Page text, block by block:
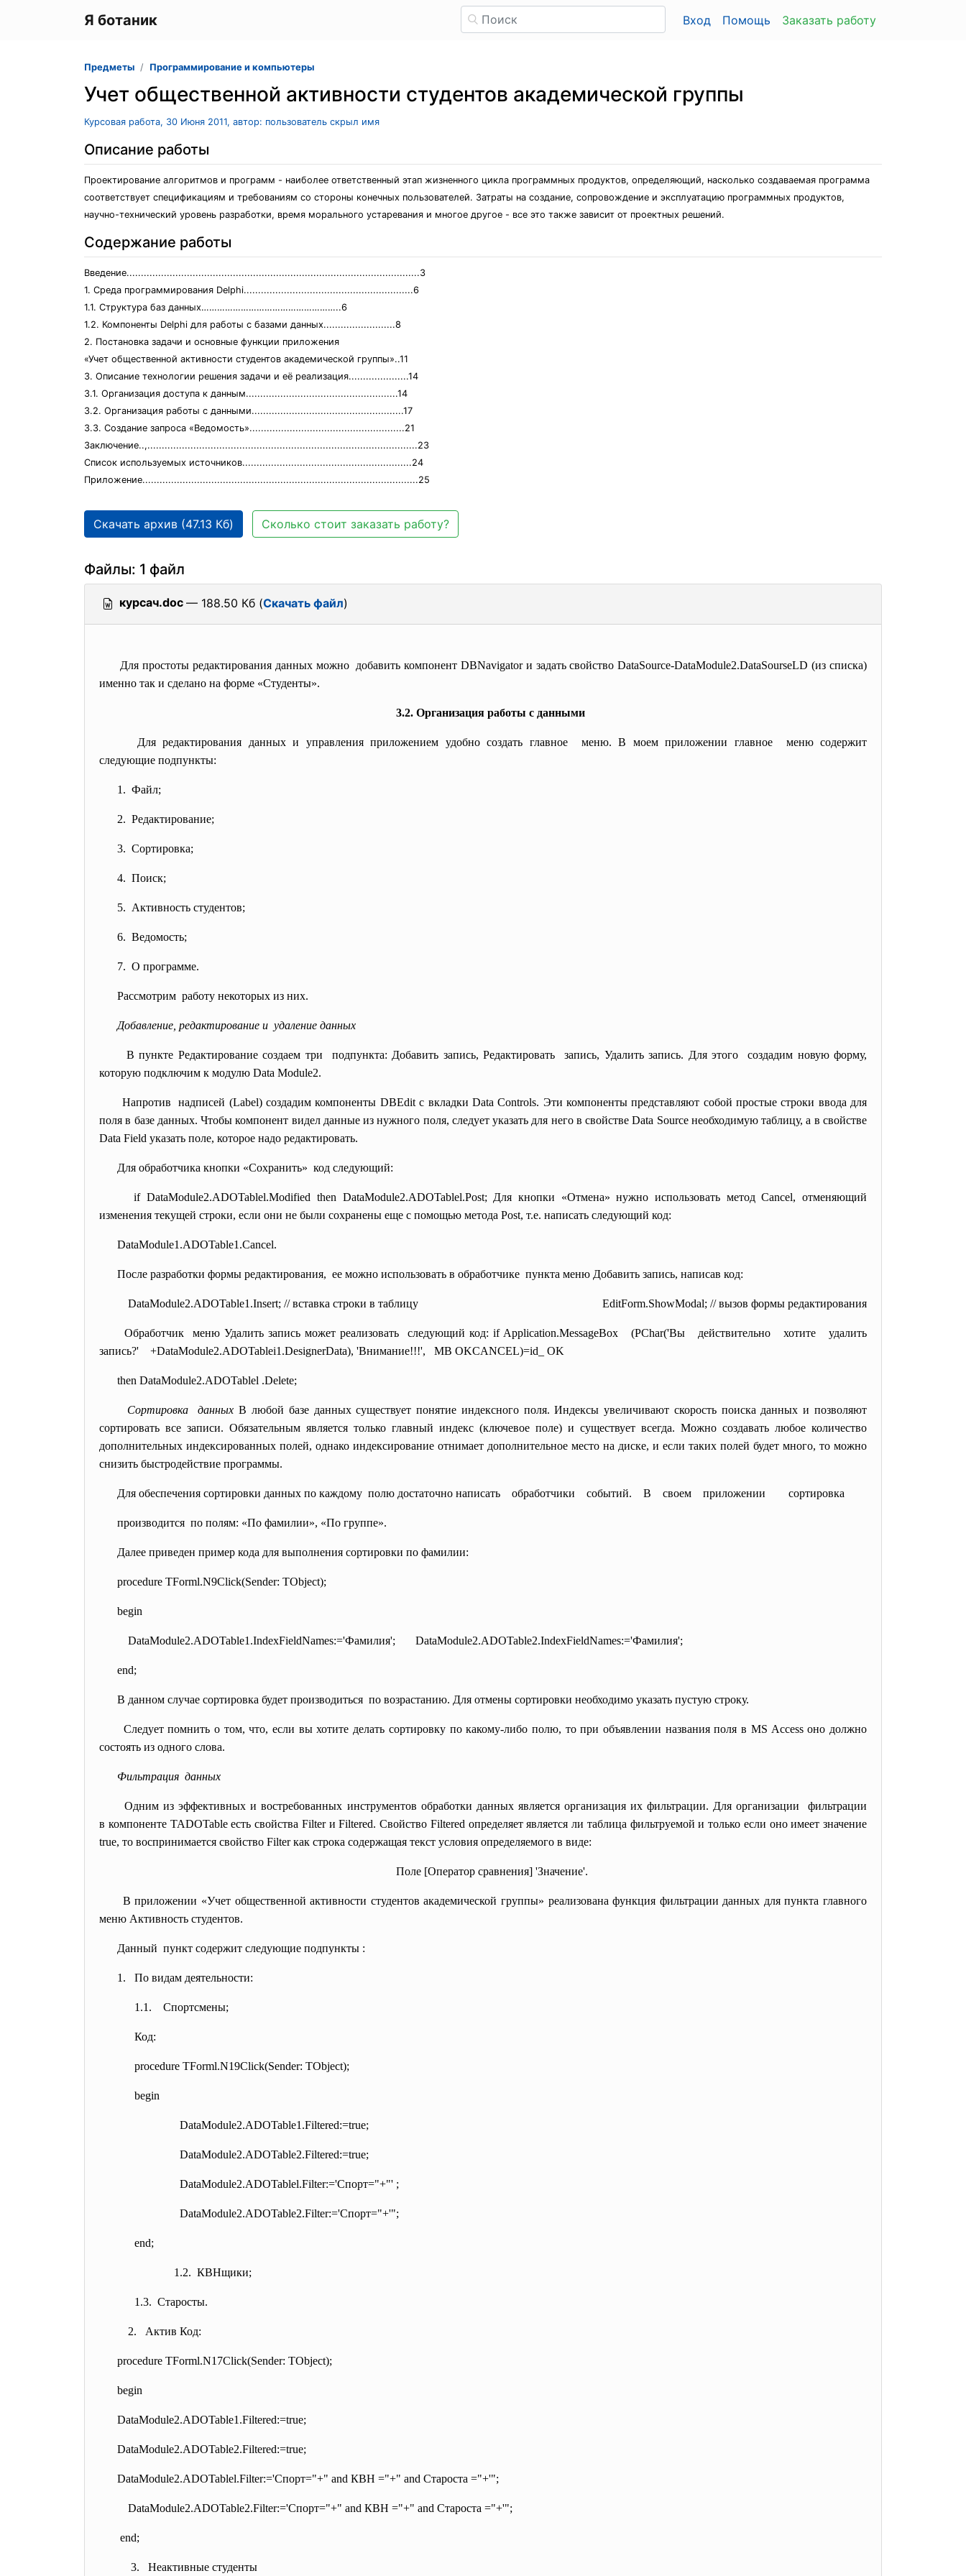
Я ботаник Вход Помощь Заказать работу
Предметы Программирование и компьютеры
Учет общественной активности студентов академической группы
Курсовая работа, 30 Июня 2011, автор: пользователь скрыл имя
Описание работы
Проектирование алгоритмов и программ - наиболее ответственный этап жизненного цикла программных продуктов, определяющий, насколько создаваемая программа
соответствует спецификациям и требованиям со стороны конечных пользователей. Затраты на создание, сопровождение и эксплуатацию программных продуктов,
научно-технический уровень разработки, время морального устаревания и многое другое - все это также зависит от проектных решений.
Содержание работы
Введение......................................................................................................3
1. Среда программирования Delphi...........................................................6
1.1. Структура баз данных……………………………………………..6
1.2. Компоненты Delphi для работы с базами данных.........................8
2. Постановка задачи и основные функции приложения
«Учет общественной активности студентов академической группы»..11
3. Описание технологии решения задачи и её реализация.....................14
3.1. Организация доступа к данным.....................................................14
3.2. Организация работы с данными.....................................................17
3.3. Создание запроса «Ведомость»......................................................21
Заключение..,..............................................................................................23
Список используемых источников...........................................................24
Приложение................................................................................................25
Скачать архив (47.13 Кб) Сколько стоит заказать работу?
Файлы: 1 файл
курсач.doc — 188.50 Кб (Скачать файл)
Для простоты редактирования данных можно добавить компонент DBNavigator и задать свойство DataSource-DataModule2.DataSourseLD (из списка)
именно так и сделано на форме «Студенты».
3.2. Организация работы с данными
Для редактирования данных и управления приложением удобно создать главное меню. В моем приложении главное меню содержит
следующие подпункты:
1. Файл;
2. Редактирование;
3. Сортировка;
4. Поиск;
5. Активность студентов;
6. Ведомость;
7. О программе.
Рассмотрим работу некоторых из них.
Добавление, редактирование и удаление данных
В пункте Редактирование создаем три подпункта: Добавить запись, Редактировать запись, Удалить запись. Для этого создадим новую форму,
которую подключим к модулю Data Module2.
Напротив надписей (Label) создадим компоненты DBEdit с вкладки Data Controls. Эти компоненты представляют собой простые строки ввода для
поля в базе данных. Чтобы компонент видел данные из нужного поля, следует указать для него в свойстве Data Source необходимую таблицу, а в свойстве
Data Field указать поле, которое надо редактировать.
Для обработчика кнопки «Сохранить» код следующий:
if DataModule2.ADOTablel.Modified then DataModule2.ADOTablel.Post; Для кнопки «Отмена» нужно использовать метод Cancel, отменяющий
изменения текущей строки, если они не были сохранены еще с помощью метода Post, т.е. написать следующий код:
DataModule1.ADOTable1.Cancel.
После разработки формы редактирования, ее можно использовать в обработчике пункта меню Добавить запись, написав код:
DataModule2.ADOTable1.Insert; // вставка строки в таблицу EditForm.ShowModal; // вызов формы редактирования
Обработчик меню Удалить запись может реализовать следующий код: if Application.MessageBox (РСhаr('Вы действительно хотите удалить
запись?' +DataModule2.ADOTablei1.DesignerData), 'Внимание!!!', MB OKCANCEL)=id_ OK
then DataModule2.ADOTablel .Delete;
Сортировка данныхВ любой базе данных существует понятие индексного поля. Индексы увеличивают скорость поиска данных и позволяют
сортировать все записи. Обязательным является только главный индекс (ключевое поле) и существует всегда. Можно создавать любое количество
дополнительных индексированных полей, однако индексирование отнимает дополнительное место на диске, и если таких полей будет много, то можно
снизить быстродействие программы.
Для обеспечения сортировки данных по каждому полю достаточно написать обработчики событий. В своем приложении сортировка
производится по полям: «По фамилии», «По группе».
Далее приведен пример кода для выполнения сортировки по фамилии:
procedure TForml.N9Click(Sender: TObject);
begin
DataModule2.ADOTable1.IndexFieldNames:='Фамилия'; DataModule2.ADOTable2.IndexFieldNames:='Фамилия';
end;
В данном случае сортировка будет производиться по возрастанию. Для отмены сортировки необходимо указать пустую строку.
Следует помнить о том, что, если вы хотите делать сортировку по какому-либо полю, то при объявлении названия поля в MS Access оно должно
состоять из одного слова.
Фильтрация данных
Одним из эффективных и востребованных инструментов обработки данных является организация их фильтрации. Для организации фильтрации
в компоненте TADOTable есть свойства Filter и Filtered. Свойство Filtered определяет является ли таблица фильтруемой и только если оно имеет значение
true, то воспринимается свойство Filter как строка содержащая текст условия определяемого в виде:
Поле [Оператор сравнения] 'Значение'.
В приложении «Учет общественной активности студентов академической группы» реализована функция фильтрации данных для пункта главного
меню Активность студентов.
Данный пункт содержит следующие подпункты :
1. По видам деятельности:
1.1. Спортсмены;
Код:
procedure TForml.N19Click(Sender: TObject);
begin
DataModule2.ADOTable1.Filtered:=true;
DataModule2.ADOTable2.Filtered:=true;
DataModule2.ADOTablel.Filter:='Cпopт="+"' ;
DataModule2.ADOTable2.Filter:='Cпopт="+'";
end;
1.2. КВНщики;
1.3. Старосты.
2. Актив Код:
procedure TForml.N17Click(Sender: TObject);
begin
DataModule2.ADOTable1.Filtered:=true;
DataModule2.ADOTable2.Filtered:=true;
DataModule2.ADOTablel.Filter:='Cпopт="+" and КВН ="+" and Староста ="+'";
DataModule2.ADOTable2.Filter:='Cпopт="+" and КВН ="+" and Староста ="+'";
end;
3. Неактивные студенты